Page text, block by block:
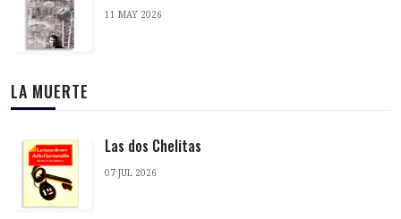
11 MAY 2026
LA MUERTE
Las dos Chelitas
07 JUL 2026